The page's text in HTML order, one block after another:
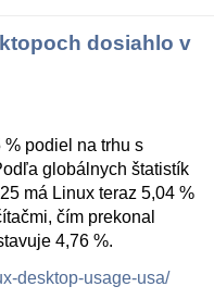
dosiahlo v
% podiel na trhu s
globálnych štatistík
má Linux teraz 5,04 %
čím prekonal
4,76 %.
desktop-usage-usa/